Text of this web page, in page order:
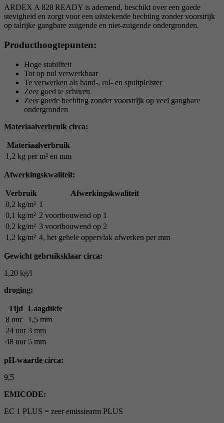
ARDEX A 828 READY is ademend, beschikt over een goede
stevigheid en zorgt voor een uitstekende hechting zonder voorstrijk
op talrijke gangbare zuigende en niet-zuigende ondergronden.
Producthoogtepunten:
Hoge stabiliteit
Tot op nul verwerkbaar
Te verwerken als hand-, rol- en spuitpleister
Zeer goed te schuren
Zeer goede hechting zonder voorstrijk op veel gangbare
ondergronden
Materiaalverbruik circa:
Materiaalverbruik
1,2 kg per m² en mm
Afwerkingskwaliteit:
Verbruik
Afwerkingskwaliteit
0,2 kg/m² 1
0,1 kg/m² 2 voortbouwend op 1
0,2 kg/m² 3 voortbouwend op 2
1,2 kg/m² 4, het gehele oppervlak afwerken per mm
Gewicht gebruiksklaar circa:
1,20 kg/l
droging:
Tijd
Laagdikte
8 uur
1,5 mm
24 uur 3 mm
48 uur 5 mm
pH-waarde circa:
9,5
EMICODE:
EC 1 PLUS = zeer emissiearm PLUS